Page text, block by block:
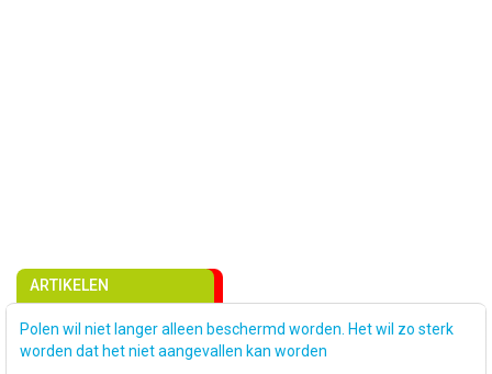
ARTIKELEN
Polen wil niet langer alleen beschermd worden. Het wil zo sterk
worden dat het niet aangevallen kan worden